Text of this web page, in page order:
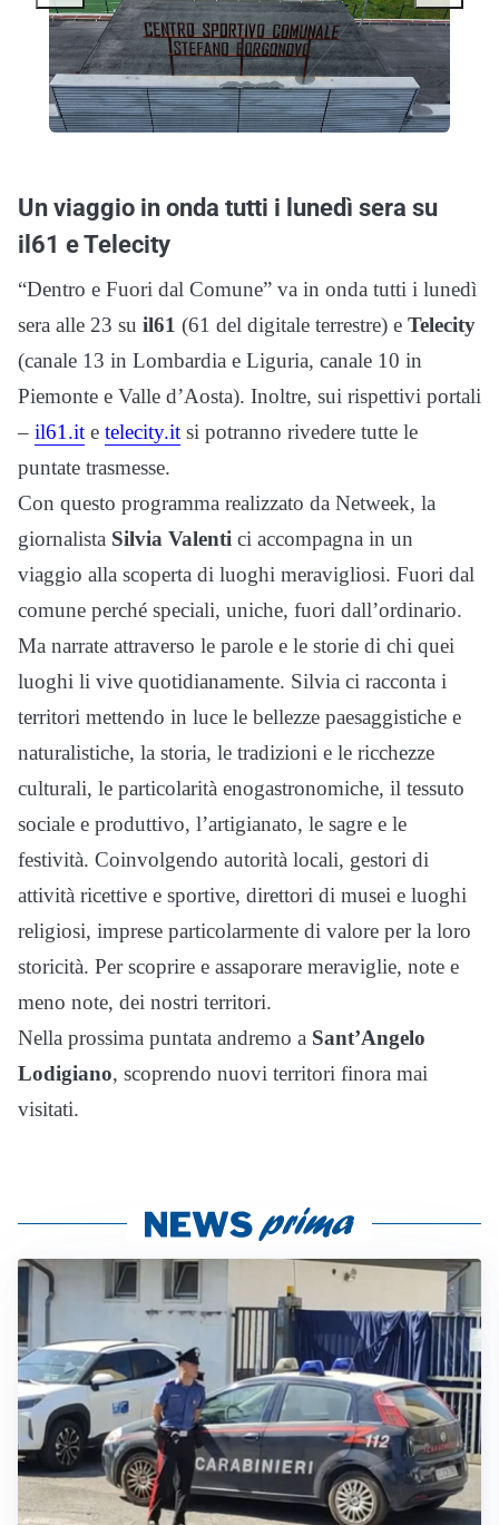
Un viaggio in onda tutti i lunedì sera su
il61 e Telecity
“Dentro e Fuori dal Comune” va in onda tutti i lunedì
sera alle 23 su il61 (61 del digitale terrestre) e Telecity
(canale 13 in Lombardia e Liguria, canale 10 in
Piemonte e Valle d’Aosta). Inoltre, sui rispettivi portali
– il61.it e telecity.it si potranno rivedere tutte le
puntate trasmesse.
Con questo programma realizzato da Netweek, la
giornalista Silvia Valenti ci accompagna in un
viaggio alla scoperta di luoghi meravigliosi. Fuori dal
comune perché speciali, uniche, fuori dall’ordinario.
Ma narrate attraverso le parole e le storie di chi quei
luoghi li vive quotidianamente. Silvia ci racconta i
territori mettendo in luce le bellezze paesaggistiche e
naturalistiche, la storia, le tradizioni e le ricchezze
culturali, le particolarità enogastronomiche, il tessuto
sociale e produttivo, l’artigianato, le sagre e le
festività. Coinvolgendo autorità locali, gestori di
attività ricettive e sportive, direttori di musei e luoghi
religiosi, imprese particolarmente di valore per la loro
storicità. Per scoprire e assaporare meraviglie, note e
meno note, dei nostri territori.
Nella prossima puntata andremo a Sant’Angelo
Lodigiano, scoprendo nuovi territori finora mai
visitati.